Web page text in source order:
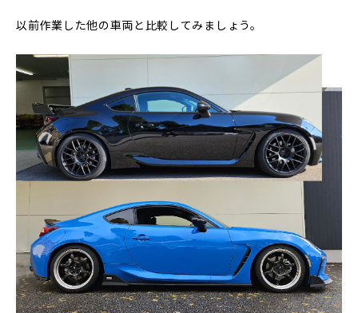
以前作業した他の車両と比較してみましょう。